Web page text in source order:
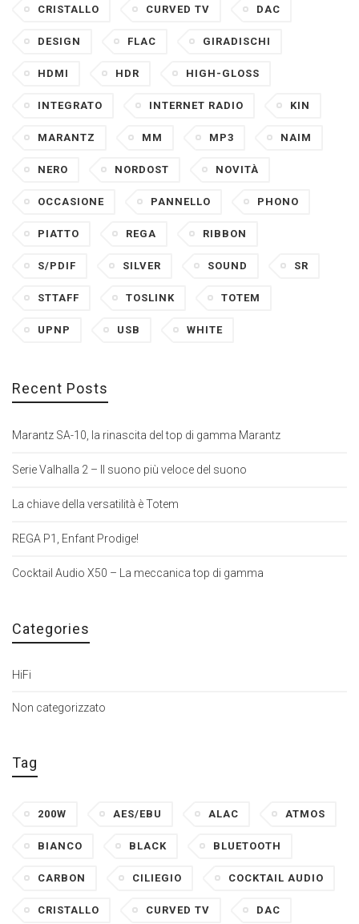
CRISTALLO CURVED TV DAC
DESIGN FLAC GIRADISCHI
HDMI HDR HIGH-GLOSS
INTEGRATO INTERNET RADIO KIN
MARANTZ MM MP3 NAIM
NERO NORDOST NOVITÀ
OCCASIONE PANNELLO PHONO
PIATTO REGA RIBBON
S/PDIF SILVER SOUND SR
STTAFF TOSLINK TOTEM
UPNP USB WHITE
Recent Posts
Marantz SA-10, la rinascita del top di gamma Marantz
Serie Valhalla 2 – Il suono più veloce del suono
La chiave della versatilità è Totem
REGA P1, Enfant Prodige!
Cocktail Audio X50 – La meccanica top di gamma
Categories
HiFi
Non categorizzato
Tag
200W AES/EBU ALAC ATMOS
BIANCO BLACK BLUETOOTH
CARBON CILIEGIO COCKTAIL AUDIO
CRISTALLO CURVED TV DAC